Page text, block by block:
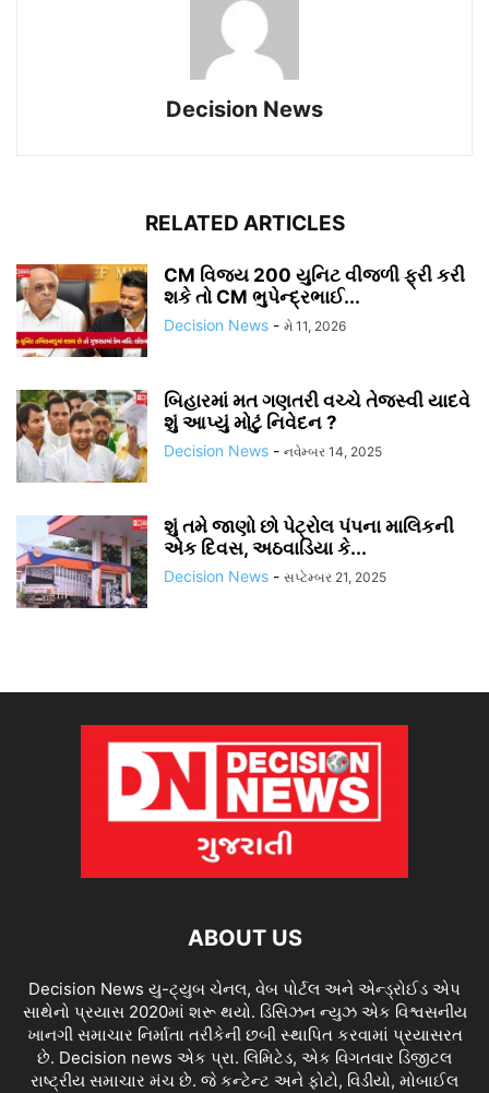
Decision News
RELATED ARTICLES
CM વિજય 200 યુનિટ વીજળી ફ્રી કરી
શકે તો CM ભુપેન્દ્રભાઈ...
Decision News - મે 11, 2026
બિહારમાં મત ગણતરી વચ્ચે તેજસ્વી યાદવે
શું આપ્યું મોટું નિવેદન ?
Decision News - નવેમ્બર 14, 2025
શું તમે જાણો છો પેટ્રોલ પંપના માલિકની
એક દિવસ, અઠવાડિયા કે...
Decision News - સપ્ટેમ્બર 21, 2025
ABOUT US
Decision News યુ-ટ્યુબ ચેનલ, વેબ પોર્ટલ અને એન્ડ્રોઈડ એપ
સાથેનો પ્રયાસ 2020માં શરૂ થયો. ડિસિઝન ન્યુઝ એક વિશ્વસનીય
ખાનગી સમાચાર નિર્માતા તરીકેની છબી સ્થાપિત કરવામાં પ્રયાસરત
છે. Decision news એક પ્રા. લિમિટેડ, એક વિગતવાર ડિજીટલ
રાષ્ટ્રીય સમાચાર મંચ છે. જે કન્ટેન્ટ અને ફોટો, વિડીયો, મોબાઈલ